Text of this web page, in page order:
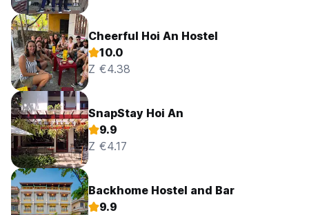
Cheerful Hoi An Hostel
10.0
Z €4.38
SnapStay Hoi An
9.9
Z €4.17
Backhome Hostel and Bar
9.9